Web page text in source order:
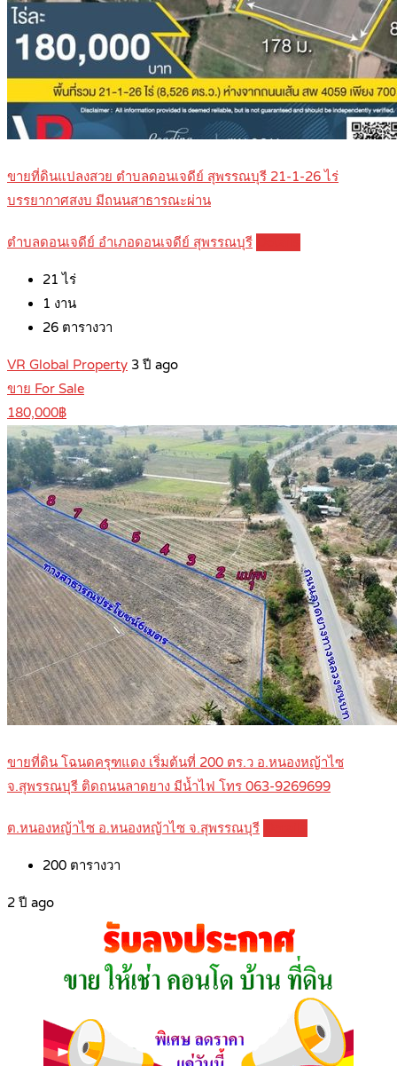
ขายที่ดินแปลงสวย ตำบลดอนเจดีย์ สุพรรณบุรี 21-1-26 ไร่
บรรยากาศสงบ มีถนนสาธารณะผ่าน
ตำบลดอนเจดีย์ อำเภอดอนเจดีย์ สุพรรณบุรี
21 ไร่
1 งาน
26 ตารางวา
VR Global Property 3 ปี ago
ขาย For Sale
180,000฿
ขายที่ดิน โฉนดครุฑแดง เริ่มต้นที่ 200 ตร.ว อ.หนองหญ้าไซ
จ.สุพรรณบุรี ติดถนนลาดยาง มีน้ำไฟ โทร 063-9269699
ต.หนองหญ้าไซ อ.หนองหญ้าไซ จ.สุพรรณบุรี
200 ตารางวา
2 ปี ago